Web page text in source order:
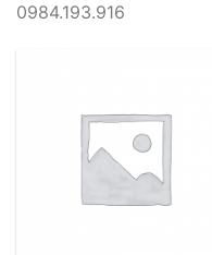
0984.193.916